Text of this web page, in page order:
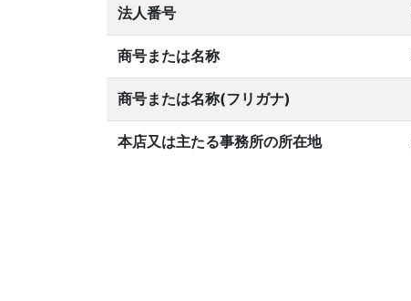
法人番号
商号または名称
商号または名称(フリガナ)
本店又は主たる事務所の所在地